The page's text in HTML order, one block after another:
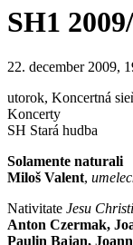
SH1
22. december 2009,
utorok, Koncertná
Koncerty
SH Stará hudba
Solamente naturali
Miloš Valent,
Nativitate Jesu Christi
Anton Czermak,
Paulin Bajan,